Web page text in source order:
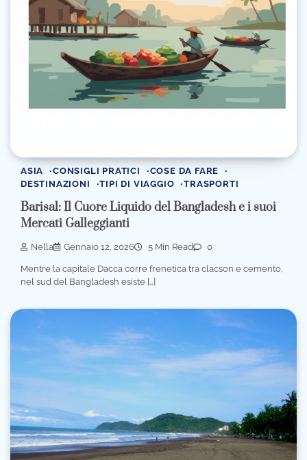
ASIA CONSIGLI PRATICI
COSE DA FARE
DESTINAZIONI
TIPI DI VIAGGIO TRASPORTI
Barisal: Il Cuore Liquido del Bangladesh e i suoi
Mercati Galleggianti
Nella Gennaio 12, 2026 5 Min Read 0
Mentre la capitale Dacca corre frenetica tra clacson e cemento,
nel sud del Bangladesh esiste […]